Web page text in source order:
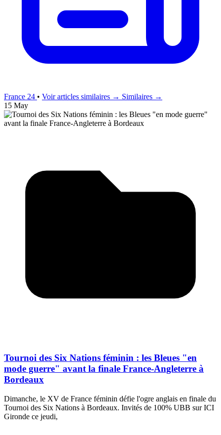
France 24 • Voir articles similaires → Similaires →
15 May
Tournoi des Six Nations féminin : les Bleues "en
mode guerre" avant la finale France-Angleterre à
Bordeaux
Dimanche, le XV de France féminin défie l'ogre anglais en finale du
Tournoi des Six Nations à Bordeaux. Invités de 100% UBB sur ICI
Gironde ce jeudi,